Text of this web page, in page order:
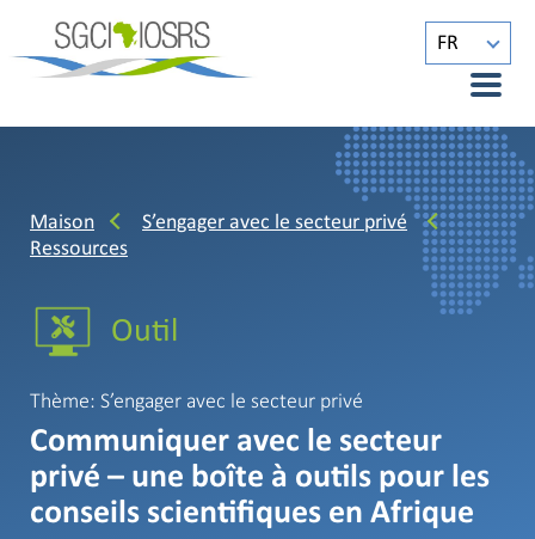
FR
Maison
S’engager avec le secteur privé
Ressources
Outil
Thème: S’engager avec le secteur privé
Communiquer avec le secteur
privé – une boîte à outils pour les
conseils scientifiques en Afrique